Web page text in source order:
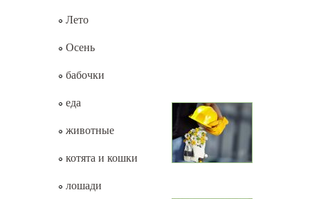
Лето
Осень
бабочки
еда
животные
котята и кошки
лошади